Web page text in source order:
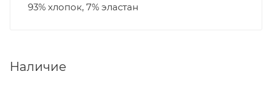
93% хлопок, 7% эластан
Наличие